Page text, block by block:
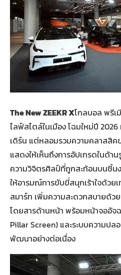
The New ZEEKR Xโกลบอล พรีเ
ไลฟ์สไตล์ในเมือง โฉมใหม่ปี
เดิร์น แต่หลอมรวมความคลาสสิ
แสดงให้เห็นถึงการอัปเกรดในด้
ความวิจิตรศิลป์ที่ถูกสะท้อนบนชิ้น
ให้อารมณ์การขับขี่สนุกเร้าใจด้วย
สมาร์ท เพิ่มความสะดวกสบายด้ว
โดยสารด้านหน้า พร้อมหน้าจออัจ
Pillar Screen) และระบบความป
พัฒนาอย่างต่อเนื่อง